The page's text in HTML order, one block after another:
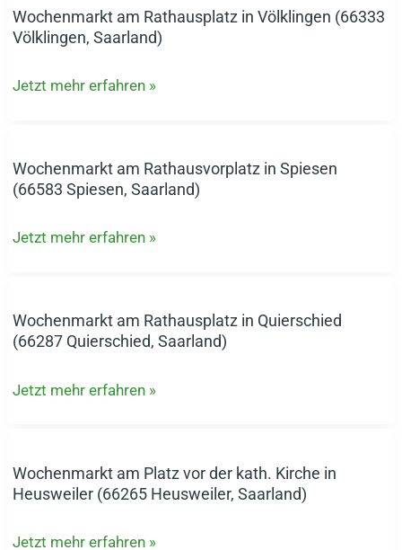
(66606
Sankt
Saarland)
Wochenmarkt am Rathausplatz in Völklingen (66333
Völklingen, Saarland)
Wochenmarkt
am
in
Völklingen,
Saarland)
Jetzt mehr erfahren »
Wochenmarkt am Rathausvorplatz in Spiesen
(66583 Spiesen, Saarland)
Wochenmarkt
am
in
Spiesen,
Saarland)
Jetzt mehr erfahren »
Wochenmarkt am Rathausplatz in Quierschied
(66287 Quierschied, Saarland)
Wochenmarkt
am
in
Quierschied,
Saarland)
Jetzt mehr erfahren »
Wochenmarkt am Platz vor der kath. Kirche in
Heusweiler (66265 Heusweiler, Saarland)
Wochenmarkt
am
vor
Jetzt mehr erfahren »